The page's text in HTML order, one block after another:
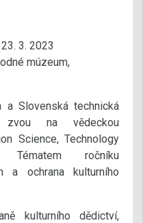
3. 2023
múzeum,
a Slovenská technická
na vědeckou
Science, Technology
ročníku
a ochrana kulturního
kulturního dědictví,